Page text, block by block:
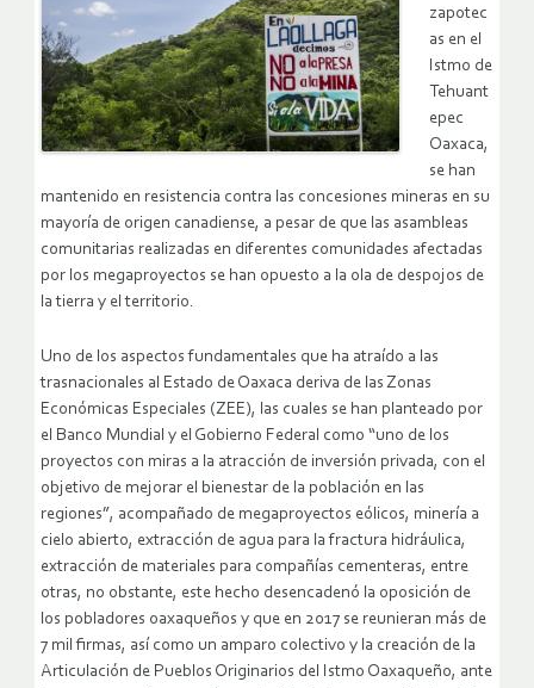
zapotec
as en el
Istmo de
Tehuant
epec
Oaxaca,
se han
mantenido en resistencia contra las concesiones mineras en su
mayoría de origen canadiense, a pesar de que las asambleas
comunitarias realizadas en diferentes comunidades afectadas
por los megaproyectos se han opuesto a la ola de despojos de
la tierra y el territorio.
Uno de los aspectos fundamentales que ha atraído a las
trasnacionales al Estado de Oaxaca deriva de las Zonas
Económicas Especiales (ZEE), las cuales se han planteado por
el Banco Mundial y el Gobierno Federal como “uno de los
proyectos con miras a la atracción de inversión privada, con el
objetivo de mejorar el bienestar de la población en las
regiones”, acompañado de megaproyectos eólicos, minería a
cielo abierto, extracción de agua para la fractura hidráulica,
extracción de materiales para compañías cementeras, entre
otras, no obstante, este hecho desencadenó la oposición de
los pobladores oaxaqueños y que en 2017 se reunieran más de
7 mil firmas, así como un amparo colectivo y la creación de la
Articulación de Pueblos Originarios del Istmo Oaxaqueño, ante